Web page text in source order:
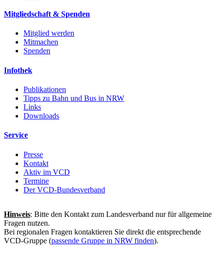
Mitgliedschaft & Spenden
Mitglied werden
Mitmachen
Spenden
Infothek
Publikationen
Tipps zu Bahn und Bus in NRW
Links
Downloads
Service
Presse
Kontakt
Aktiv im VCD
Termine
Der VCD-Bundesverband
Hinweis: Bitte den Kontakt zum Landesverband nur für allgemeine
Fragen nutzen.
Bei regionalen Fragen kontaktieren Sie direkt die entsprechende
VCD-Gruppe (passende Gruppe in NRW finden).